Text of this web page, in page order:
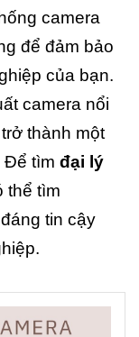
camera
để đảm bảo
của bạn.
camera nổi
thành một
Để tìm đại lý
thể tìm
tin cậy